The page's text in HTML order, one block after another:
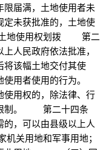
届满，土地使用者未
定未获批准的，土地使
地使用权划拨 第二
人民政府依法批准，
将该幅土地交付其使
用者使用的行为。
用权的，除法律、行
限制。 第二十四条
，可以由县级以上人
关用地和军事用地；